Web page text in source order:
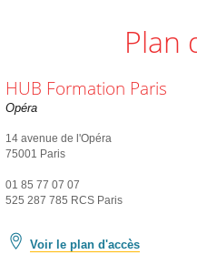
HUB Formation Paris
Opéra
14 avenue de l'Opéra
75001 Paris
01 85 77 07 07
525 287 785 RCS Paris
Voir le plan d'accès